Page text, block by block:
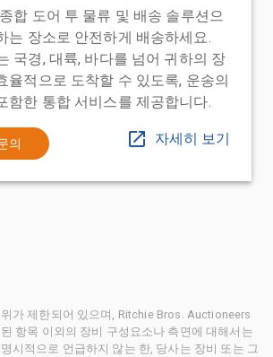
합 도어 투 물류 및 배송 솔루션으
는 장소로 안전하게 배송하세요.
국경, 대륙, 바다를 넘어 귀하의 장
율적으로 도착할 수 있도록, 운송의
함한 통합 서비스를 제공합니다.
의 자세히 보기
가 제한되어 있으며, Ritchie Bros. Auctioneers
항목 이외의 장비 구성요소나 측면에 대해서는
시적으로 언급하지 않는 한, 당사는 장비 또는 그